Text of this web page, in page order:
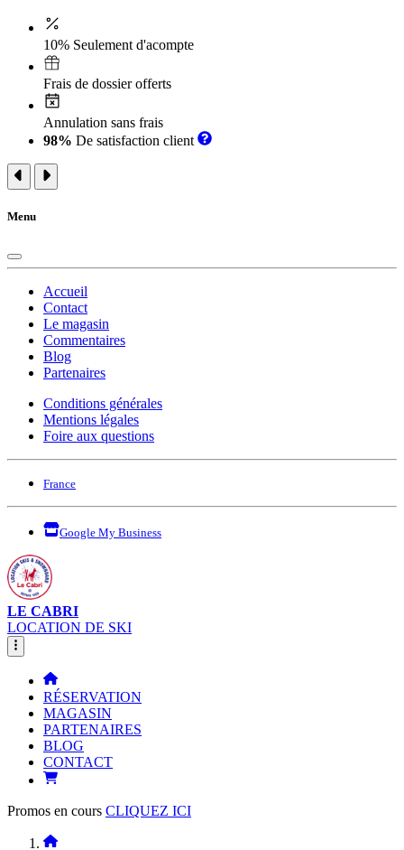
10% Seulement d'acompte
Frais de dossier offerts
Annulation sans frais
98% De satisfaction client
Menu
Accueil
Contact
Le magasin
Commentaires
Blog
Partenaires
Conditions générales
Mentions légales
Foire aux questions
France
Google My Business
LE CABRI
LOCATION DE SKI
RÉSERVATION
MAGASIN
PARTENAIRES
BLOG
CONTACT
Promos en cours CLIQUEZ ICI